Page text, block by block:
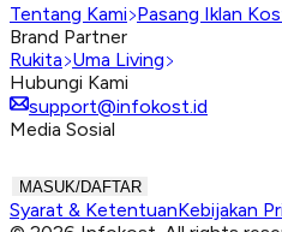
Tentang Kami Pasang Iklan
Brand Partner
Rukita Uma Living
Hubungi Kami
support@infokost.id
Media Sosial
MASUK/DAFTAR
Syarat & KetentuanKebijakan